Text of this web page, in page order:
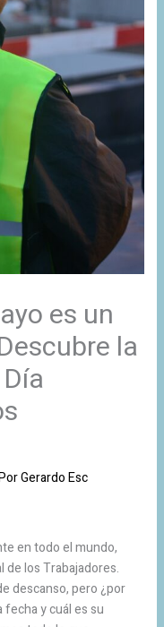
es un
la
Gerardo Esc
en todo el mundo,
de los Trabajadores.
descanso, pero ¿por
y cuál es su